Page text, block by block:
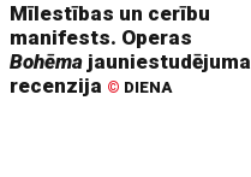
Mīlestības un cerību
manifests. Operas
Bohēma jauniestudējuma
recenzija © DIENA